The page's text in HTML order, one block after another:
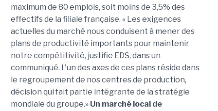
maximum de 80 emplois, soit moins de 3,5% des
effectifs de la filiale française. « Les exigences
actuelles du marché nous conduisent à mener des
plans de productivité importants pour maintenir
notre compétitivité, justifie EDS, dans un
communiqué. L'un des axes de ces plans réside dans
le regroupement de nos centres de production,
décision qui fait partie intégrante de la stratégie
mondiale du groupe.» Un marché local de